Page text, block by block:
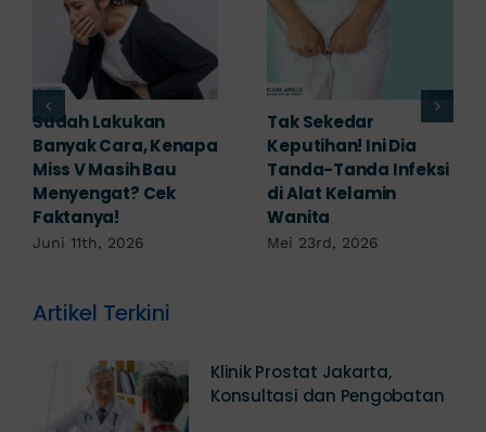
Adakah Cara Medis
untuk
Mengembalikan
Selaput Dara yang
Robek? Ini Penjelasan
Dokter!
5 Saran Dokter
Mengobati Vagina
Bengkak Akibat
Infeksi, Cek di Sini!
Mei 17th, 2026
Klinik Prostat Jakarta,